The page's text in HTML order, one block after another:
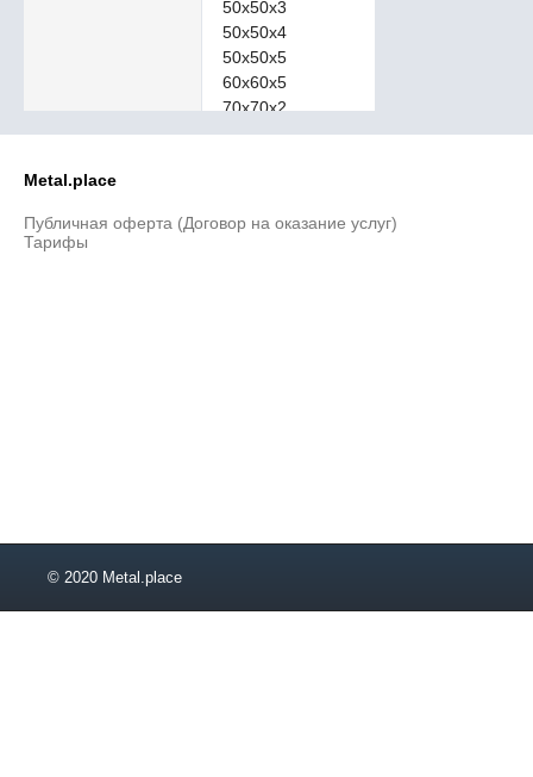
50х50х3
50х50х4
50х50х5
60х60х5
70х70х2
100х40х3
120х40х3
45х45х1,8
Metal.place
Публичная оферта (Договор на оказание услуг)
Тарифы
© 2020 Metal.place